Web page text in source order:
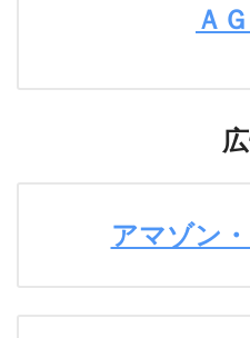
Ａ
アマゾン